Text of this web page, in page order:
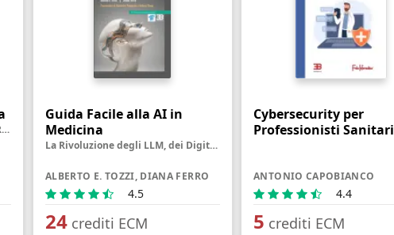
Impact Factor, Open Access, Peer Review, Predatory Journal e altre creature misteriose
Guida Facile alla AI in
Medicina
La Rivoluzione degli LLM, dei Digital Twin e degli Agenti Intelligenti
ALBERTO E. TOZZI, DIANA FERRO
4.5
24crediti ECM
Cybersecurity per
Professionisti Sanitari
ANTONIO CAPOBIANCO
4.4
5 crediti ECM